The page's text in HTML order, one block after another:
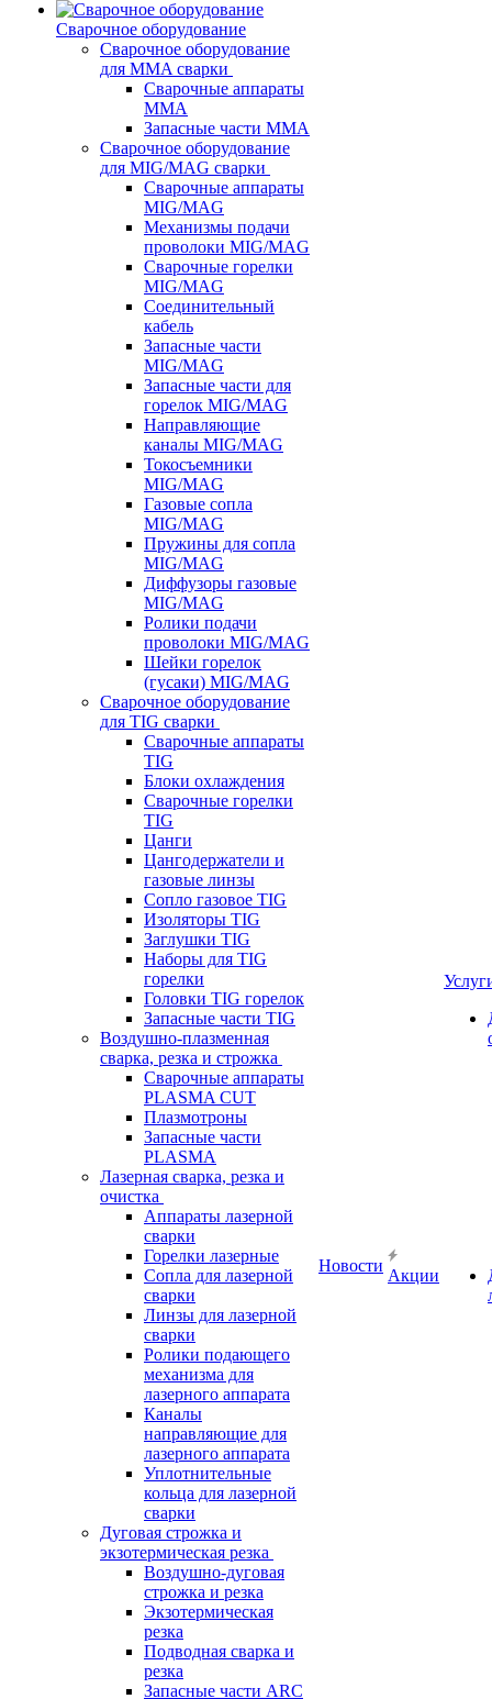
Сварочное оборудование
Сварочное оборудование
для MMA сварки
Сварочные аппараты
MMA
Запасные части MMA
Сварочное оборудование
для MIG/MAG сварки
Сварочные аппараты
MIG/MAG
Механизмы подачи
проволоки MIG/MAG
Сварочные горелки
MIG/MAG
Соединительный
кабель
Запасные части
MIG/MAG
Запасные части для
горелок MIG/MAG
Направляющие
каналы MIG/MAG
Токосъемники
MIG/MAG
Газовые сопла
MIG/MAG
Пружины для сопла
MIG/MAG
Диффузоры газовые
MIG/MAG
Ролики подачи
проволоки MIG/MAG
Шейки горелок
(гусаки) MIG/MAG
Сварочное оборудование
для TIG сварки
Сварочные аппараты
TIG
Блоки охлаждения
Сварочные горелки
TIG
Цанги
Цангодержатели и
газовые линзы
Сопло газовое TIG
Изоляторы TIG
Заглушки TIG
Наборы для TIG
горелки
Головки TIG горелок
Запасные части TIG
Воздушно-плазменная
сварка, резка и строжка
Сварочные аппараты
PLASMA CUT
Плазмотроны
Запасные части
PLASMA
Лазерная сварка, резка и
очистка
Аппараты лазерной
сварки
Горелки лазерные
Сопла для лазерной
сварки
Линзы для лазерной
сварки
Ролики подающего
механизма для
лазерного аппарата
Каналы
направляющие для
лазерного аппарата
Уплотнительные
кольца для лазерной
сварки
Дуговая строжка и
экзотермическая резка
Воздушно-дуговая
строжка и резка
Экзотермическая
резка
Подводная сварка и
резка
Запасные части ARC
Новости
Акции